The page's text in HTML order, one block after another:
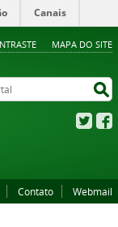
MAPA DO SITE
Canais
Twitter
Contato Webmail